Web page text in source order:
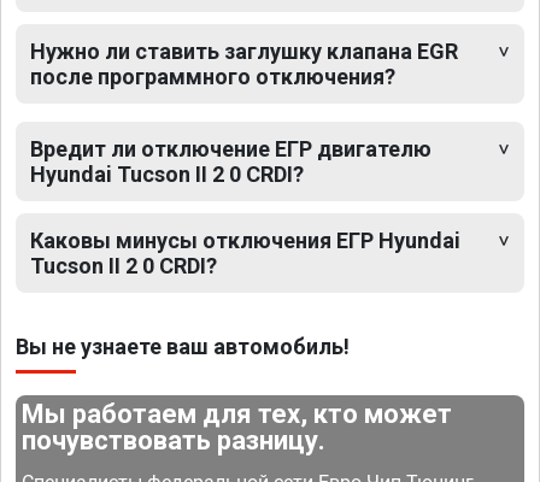
Нужно ли ставить заглушку клапана EGR
после программного отключения?
Вредит ли отключение ЕГР двигателю
Hyundai Tucson II 2 0 CRDI?
Каковы минусы отключения ЕГР Hyundai
Tucson II 2 0 CRDI?
Вы не узнаете ваш автомобиль!
Мы работаем для тех, кто может
почувствовать разницу.